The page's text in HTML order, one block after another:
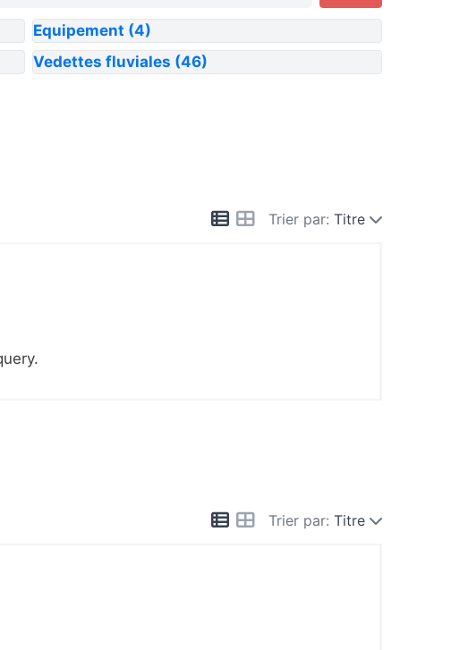
Equipement (4)
Vedettes fluviales (46)
Trier par: Titre
Trier par: Titre